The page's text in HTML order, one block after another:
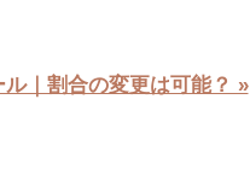
｜割合の変更は可能？ »